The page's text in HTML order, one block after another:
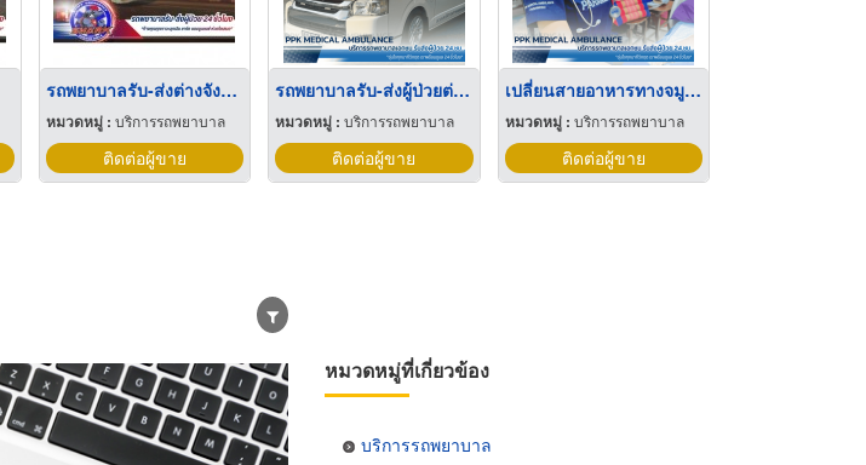
รถพยาบาลรับ-ส่งต่างจังหวัด
หมวดหมู่ : บริการรถพยาบาล
ติดต่อผู้ขาย
รถพยาบาลรับ-ส่งผู้ป่วยต่างจังหวัด
หมวดหมู่ : บริการรถพยาบาล
ติดต่อผู้ขาย
เปลี่ยนสายอาหารทางจมูกที่บ้าน
หมวดหมู่ : บริการรถพยาบาล
ติดต่อผู้ขาย
ธุรกิจบริการ
หมวดหมู่ที่เกี่ยวข้อง
บริการรถพยาบาล